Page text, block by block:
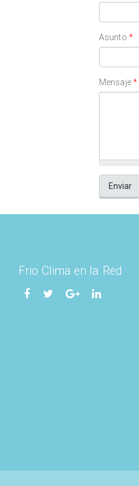
Asunto *
Mensaje*
Enviar
Frio Clima en la Red